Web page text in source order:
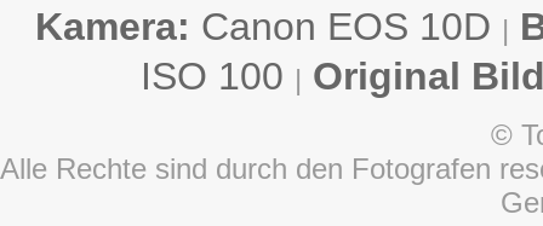
Kamera: Canon EOS 10D |
ISO 100 | Original
©
Alle Rechte sind durch den Fotografen